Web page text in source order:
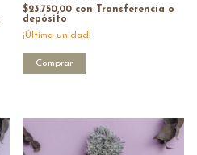
$23.750,00 con
Transferencia o
depósito
¡Última unidad!